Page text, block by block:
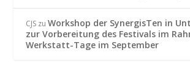
CJS zuWorkshop der SynergisTen in
zur Vorbereitung des Festivals im
Werkstatt-Tage im September